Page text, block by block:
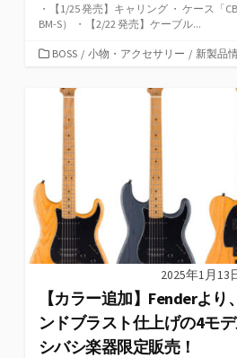
・【1/25 発売】キャリング ・ ケース「
BM-S） ・【2/22 発売】ケーブル...
カBOSS / 小物・アクセサリー / 新製品
2025年1月13
【カラー追加】Fenderよ
ンドブラスト仕上げの4モ
シバシ楽器限定販売！